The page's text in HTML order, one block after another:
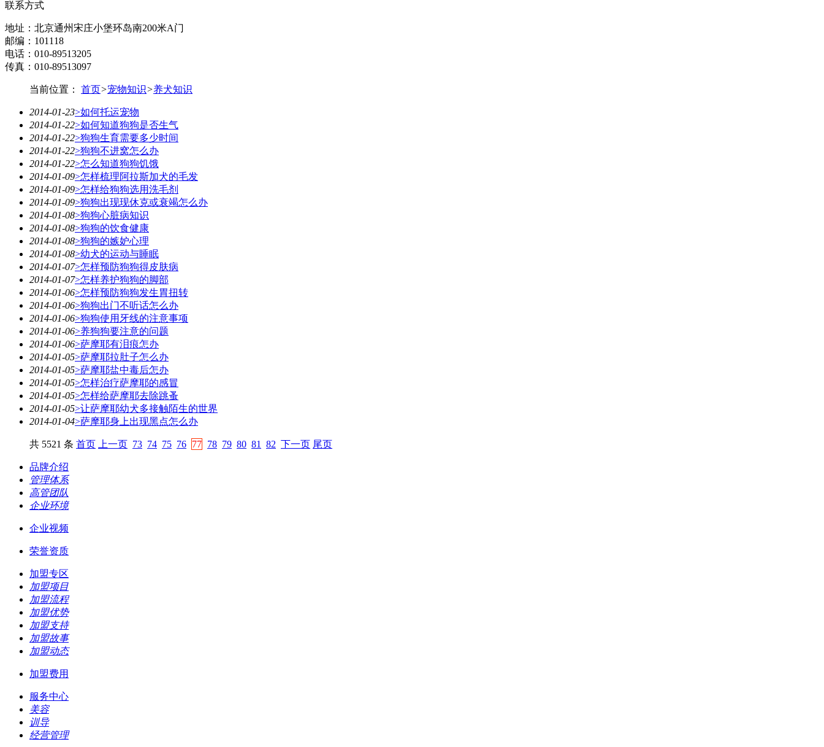
联系方式
地址：北京通州宋庄小堡环岛南200米A门
邮编：101118
电话：010-89513205
传真：010-89513097
当前位置： 首页>宠物知识>养犬知识
2014-01-23>如何托运宠物
2014-01-22>如何知道狗狗是否生气
2014-01-22>狗狗生育需要多少时间
2014-01-22>狗狗不进窝怎么办
2014-01-22>怎么知道狗狗饥饿
2014-01-09>怎样梳理阿拉斯加犬的毛发
2014-01-09>怎样给狗狗选用洗毛剂
2014-01-09>狗狗出现现休克或衰竭怎么办
2014-01-08>狗狗心脏病知识
2014-01-08>狗狗的饮食健康
2014-01-08>狗狗的嫉妒心理
2014-01-08>幼犬的运动与睡眠
2014-01-07>怎样预防狗狗得皮肤病
2014-01-07>怎样养护狗狗的脚部
2014-01-06>怎样预防狗狗发生胃扭转
2014-01-06>狗狗出门不听话怎么办
2014-01-06>狗狗使用牙线的注意事项
2014-01-06>养狗狗要注意的问题
2014-01-06>萨摩耶有泪痕怎办
2014-01-05>萨摩耶拉肚子怎么办
2014-01-05>萨摩耶盐中毒后怎办
2014-01-05>怎样治疗萨摩耶的感冒
2014-01-05>怎样给萨摩耶去除跳蚤
2014-01-05>让萨摩耶幼犬多接触陌生的世界
2014-01-04>萨摩耶身上出现黑点怎么办
共 5521 条 首页 上一页 73 74 75 76 77 78 79 80 81 82 下一页 尾页
品牌介绍
管理体系
高管团队
企业环境
企业视频
荣誉资质
加盟专区
加盟项目
加盟流程
加盟优势
加盟支持
加盟故事
加盟动态
加盟费用
服务中心
美容
训导
经营管理